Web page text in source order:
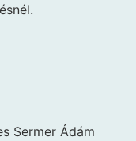
Sermer Ádám